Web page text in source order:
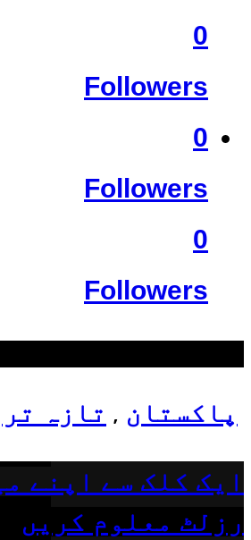
0
Followers
0
Followers
0
Followers
پاکستان , تازہ
ایک کلک سے اپنے
رزلٹ معلوم کریں